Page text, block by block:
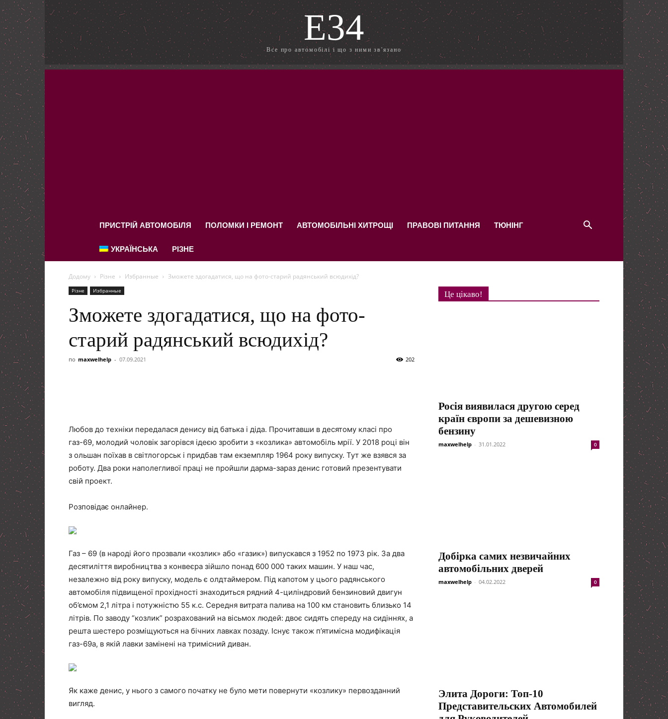
E34
Все про автомобілі і що з ними зв'язано
ПРИСТРІЙ АВТОМОБІЛЯ ПОЛОМКИ І РЕМОНТ АВТОМОБІЛЬНІ ХИТРОЩІ ПРАВОВІ ПИТАННЯ ТЮНІНГ
УКРАЇНСЬКА РІЗНЕ
Додому Різне Избранные Зможете здогадатися, що на фото-старий радянський всюдихід?
Різне Избранные
Зможете здогадатися, що на фото-
старий радянський всюдихід?
по maxwelhelp - 07.09.2021 202
Любов до техніки передалася денису від батька і діда. Прочитавши в десятому класі про
газ-69, молодий чоловік загорівся ідеєю зробити з «козлика» автомобіль мрії. У 2018 році він
з ольшан поїхав в світлогорськ і придбав там екземпляр 1964 року випуску. Тут же взявся за
роботу. Два роки наполегливої праці не пройшли дарма-зараз денис готовий презентувати
свій проект.
Розповідає онлайнер.
Газ – 69 (в народі його прозвали «козлик» або «газик») випускався з 1952 по 1973 рік. За два
десятиліття виробництва з конвеєра зійшло понад 600 000 таких машин. У наш час,
незалежно від року випуску, модель є олдтаймером. Під капотом у цього радянського
автомобіля підвищеної прохідності знаходиться рядний 4-циліндровий бензиновий двигун
об’ємом 2,1 літра і потужністю 55 к.с. Середня витрата палива на 100 км становить близько 14
літрів. По заводу “козлик” розрахований на вісьмох людей: двоє сидять спереду на сидіннях, а
решта шестеро розміщуються на бічних лавках позаду. Існує також п’ятимісна модифікація
газ-69а, в якій лавки замінені на тримісний диван.
Як каже денис, у нього з самого початку не було мети повернути «козлику» первозданний
вигляд.
Це цікаво!
Росія виявилася другою серед
країн європи за дешевизною
бензину
maxwelhelp - 31.01.2022 0
Добірка самих незвичайних
автомобільних дверей
maxwelhelp - 04.02.2022 0
Элита Дороги: Топ-10
Представительских Автомобилей